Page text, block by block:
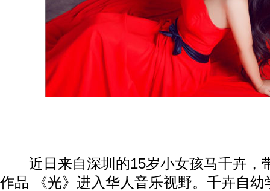
近日来自深圳的15岁小女孩马千卉，
作品 《光》进入华人音乐视野。千卉自